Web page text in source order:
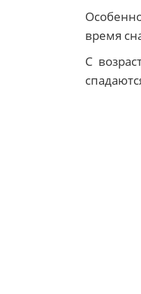
время
С